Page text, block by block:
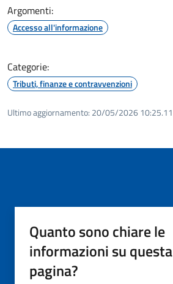
Argomenti:
Accesso all'informazione
Categorie:
Tributi, finanze e contravvenzioni
Ultimo aggiornamento: 20/05/2026 10:25.11
Quanto sono chiare le
informazioni su questa
pagina?